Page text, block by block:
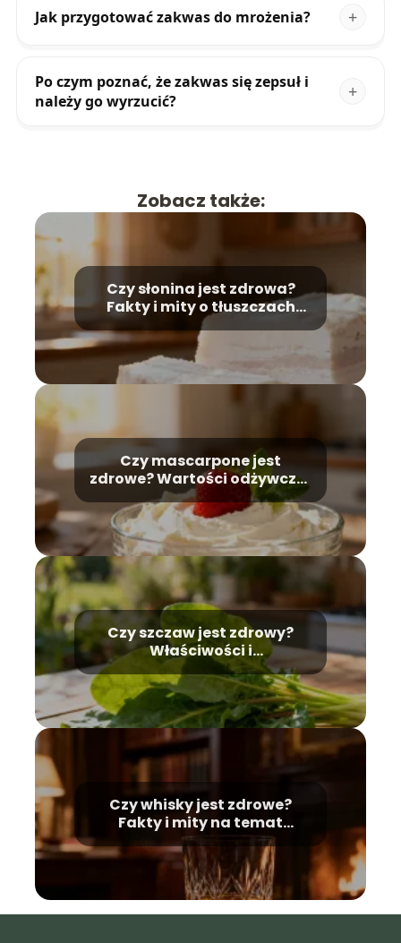
Jak przygotować zakwas do mrożenia?
Po czym poznać, że zakwas się zepsuł i
należy go wyrzucić?
Zobacz także:
Czy słonina jest zdrowa?
Fakty i mity o tłuszczach
zwierzęcych
Czy mascarpone jest
zdrowe? Wartości odżywcze i
zastosowanie
Czy szczaw jest zdrowy?
Właściwości i
przeciwwskazania
Czy whisky jest zdrowe?
Fakty i mity na temat
alkoholu